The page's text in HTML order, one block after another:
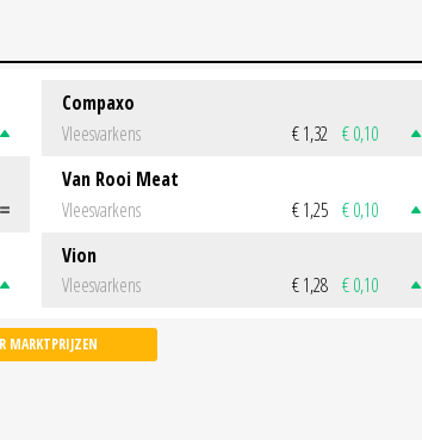
Compaxo
Vleesvarkens
€ 1,32 € 0,10
Van Rooi Meat
Vleesvarkens
€ 1,25 € 0,10
Vion
Vleesvarkens
€ 1,28 € 0,10
MARKTPRIJZEN